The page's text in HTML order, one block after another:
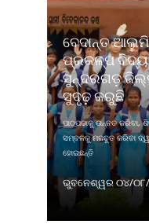
ବେଦାନ୍ତ
ପ୍ରକଳ୍ପ
ସୁନ୍ଦରଗଡ଼
ସୁଦୃଢ଼ କରୁଛି
ପାଠପଢାକୁ ଉନ୍ନତ କରିବା,
ସମ୍ବଳକୁ ମଜବୁତ କରିବା
ହୋଇଛନ୍ତି
ଭୁବନେଶ୍ୱର ୦୪/୦୮/